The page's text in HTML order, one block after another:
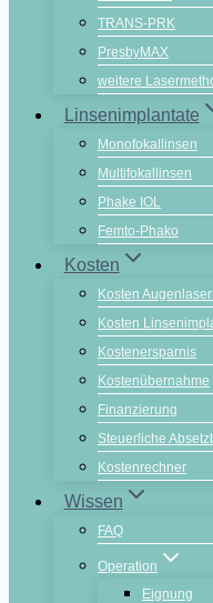
TRANS-PRK
PresbyMAX
weitere
Linsenimplantate
Monofokallinsen
Multifokallinsen
Phake IOL
Femto-Phako
Kosten
Kosten
Kosten
Kostenersparnis
Kostenübernahme
Finanzierung
Steuerliche
Kostenrechner
Wissen
FAQ
Operation
Eignung